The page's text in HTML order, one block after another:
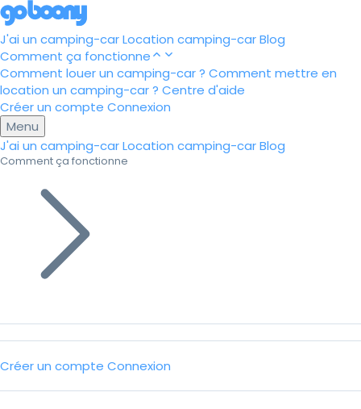
J'ai un camping-carLocation camping-carBlog
Comment ça fonctionne
Comment louer un camping-car ? Comment mettre en
location un camping-car ? Centre d'aide
Créer un compte Connexion
Menu
J'ai un camping-carLocation camping-carBlog
Comment ça fonctionne
Créer un compte Connexion